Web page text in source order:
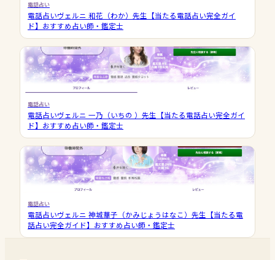
電話占い
電話占いヴェルニ 和花（わか）先生【当たる電話占い完全ガイ
ド】おすすめ占い師・鑑定士
電話占い
電話占いヴェルニ 一乃（いちの ）先生【当たる電話占い完全ガイ
ド】おすすめ占い師・鑑定士
電話占い
電話占いヴェルニ 神城華子（かみじょうはなこ）先生【当たる電
話占い完全ガイド】おすすめ占い師・鑑定士